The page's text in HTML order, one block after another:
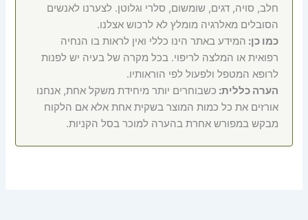
חלב, סויה, דגים, שומשום, סלרי וגלוטן. לצערנו לאנשים
הסובלים מאלרגיה מומלץ לא לרכוש אצלנו.
כמו כן: המידע באתר הינו כללי ואין לראות בו הנחיה
רפואית או המלצה לריפוי. בכל מקרה של בעיה יש לפנות
לרופא המטפל ולפעול לפי הוראותיו.
הערה כללית: כשבוחרים יותר מיחידת משקל אחת, אנחנו
אורזים את כל כמות המוצר בשקית אחת אלא אם הלקוח
מבקש במפורש אחרת בהערה למוכר בסל הקניות.